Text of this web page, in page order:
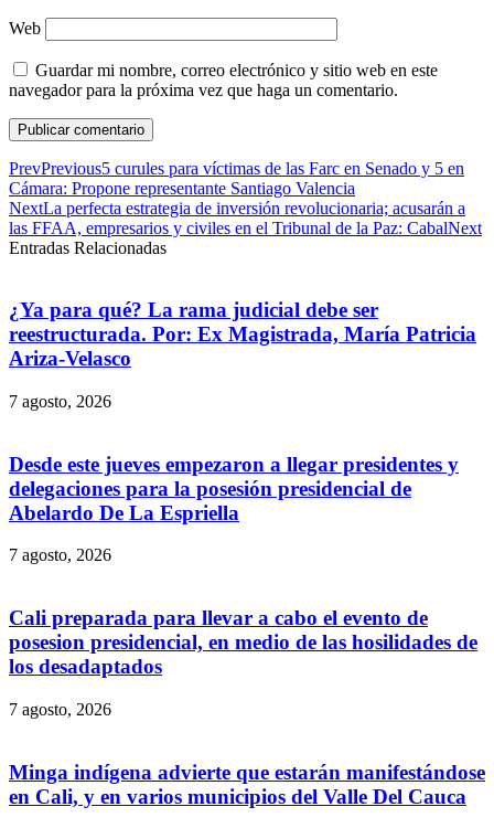
Web
Guardar mi nombre, correo electrónico y sitio web en este
navegador para la próxima vez que haga un comentario.
PrevPrevious5 curules para víctimas de las Farc en Senado y 5 en
Cámara: Propone representante Santiago Valencia
NextLa perfecta estrategia de inversión revolucionaria; acusarán a
las FFAA, empresarios y civiles en el Tribunal de la Paz: CabalNext
Entradas Relacionadas
¿Ya para qué? La rama judicial debe ser
reestructurada. Por: Ex Magistrada, María Patricia
Ariza-Velasco
7 agosto, 2026
Desde este jueves empezaron a llegar presidentes y
delegaciones para la posesión presidencial de
Abelardo De La Espriella
7 agosto, 2026
Cali preparada para llevar a cabo el evento de
posesion presidencial, en medio de las hosilidades de
los desadaptados
7 agosto, 2026
Minga indígena advierte que estarán manifestándose
en Cali, y en varios municipios del Valle Del Cauca